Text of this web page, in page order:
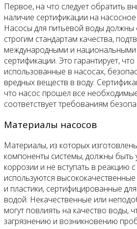
Первое, на что следует обратить
наличие сертификации на
Насосы для питьевой воды должны
строгим стандартам качества,
международными и
сертификации. Это гарантирует,
использованные в насосах,
вредных веществ в воду.
что насос прошел все
соответствует требованиям
Материалы насосов
Материалы, из которых
компоненты системы, должны быть
коррозии и не вступать в реакцию
используются
и пластики, сертифицированные
водой. Некачественные или
могут повлиять на качество воды,
загрязнению и возникновению